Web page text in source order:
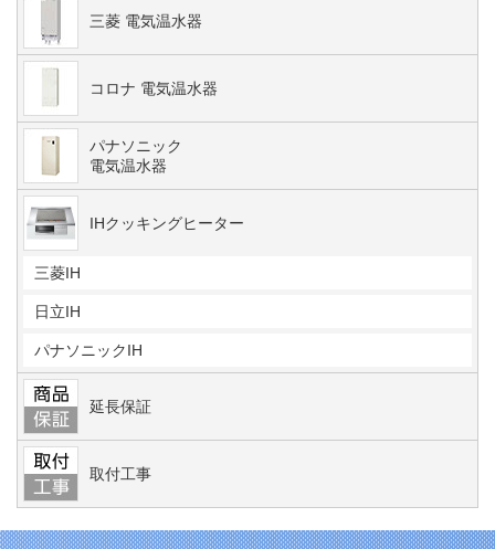
三菱 電気温水器
コロナ 電気温水器
パナソニック
電気温水器
IHクッキングヒーター
三菱IH
日立IH
パナソニックIH
延長保証
取付工事